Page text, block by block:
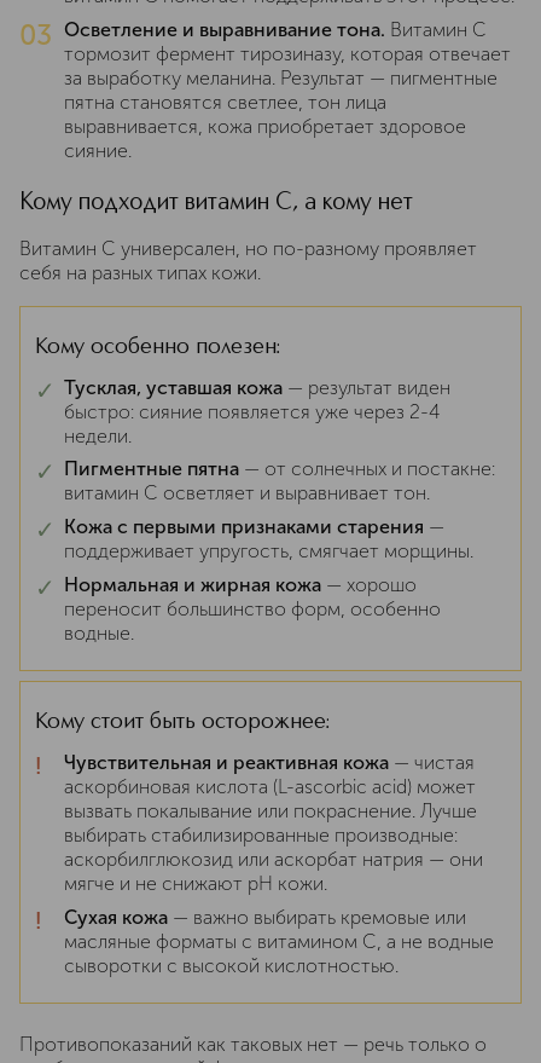
03 Осветление и выравнивание тона. Витамин C
тормозит фермент тирозиназу, которая отвечает
за выработку меланина. Результат — пигментные
пятна становятся светлее, тон лица
выравнивается, кожа приобретает здоровое
сияние.
Кому подходит витамин C, а кому нет
Витамин C универсален, но по-разному проявляет
себя на разных типах кожи.
Кому особенно полезен:
✓ Тусклая, уставшая кожа — результат виден
быстро: сияние появляется уже через 2-4
недели.
✓ Пигментные пятна — от солнечных и постакне:
витамин C осветляет и выравнивает тон.
✓ Кожа с первыми признаками старения —
поддерживает упругость, смягчает морщины.
✓ Нормальная и жирная кожа — хорошо
переносит большинство форм, особенно
водные.
Кому стоит быть осторожнее:
! Чувствительная и реактивная кожа — чистая
аскорбиновая кислота (L-ascorbic acid) может
вызвать покалывание или покраснение. Лучше
выбирать стабилизированные производные:
аскорбилглюкозид или аскорбат натрия — они
мягче и не снижают pH кожи.
! Сухая кожа — важно выбирать кремовые или
масляные форматы с витамином C, а не водные
сыворотки с высокой кислотностью.
Противопоказаний как таковых нет — речь только о